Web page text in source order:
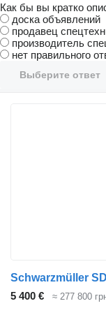
Как бы вы кратко
доска объявлений
продавец
производитель
нет правильного
Выберите ответ
Schwarzmüller
5 400 €
≈ 277 800